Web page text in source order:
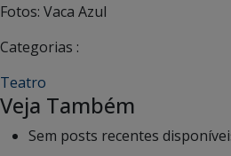
Fotos: Vaca Azul
Categorias :
Teatro
Veja Também
Sem posts recentes